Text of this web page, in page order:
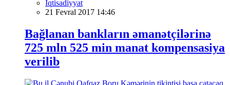
İqtisadiyyat
21 Fevral 2017 14:46
Bağlanan bankların əmanətçilərinə
725 mln 525 min manat kompensasiya
verilib